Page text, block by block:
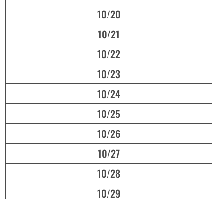
10/20
10/21
10/22
10/23
10/24
10/25
10/26
10/27
10/28
10/29